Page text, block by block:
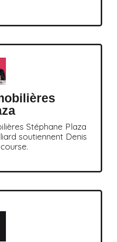
Stéphane Plaza
soutiennent Denis